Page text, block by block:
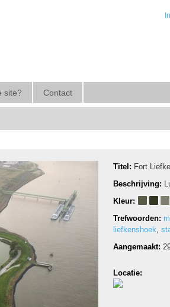
site? Contact
Titel: Fort
Beschrijving:
Kleur:
Trefwoorden:
liefkenshoek,
Aangemaakt:
Locatie: